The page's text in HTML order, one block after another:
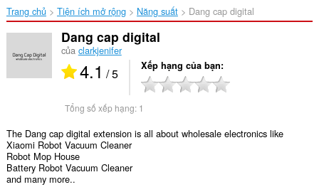
Trang chủ Tiện ích mở rộng Năng suất Dang cap digital‎
Dang cap digital
của clarkjenifer
4.1 / 5 Xếp hạng của bạn
Tổng số xếp hạng: 1
The Dang cap digital extension is all about wholesale electronics like
Xiaomi Robot Vacuum Cleaner
Robot Mop House
Battery Robot Vacuum Cleaner
and many more..